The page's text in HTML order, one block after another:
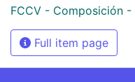
FCCV - Composición -
Full item page